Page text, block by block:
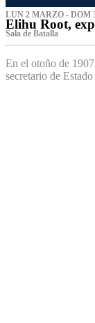
LUN 2 MARZO - DOM
Elihu Root,
Sala de Batalla
En el otoño de
secretario de